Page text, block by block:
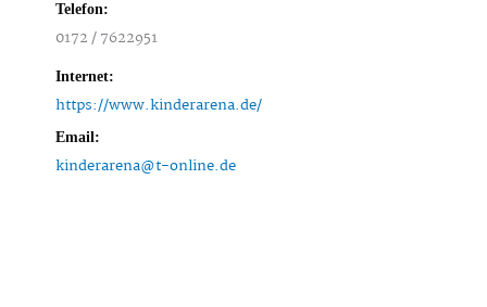
Telefon:
0172 / 7622951
Internet:
https://www.kinderarena.de/
Email:
kinderarena@t-online.de